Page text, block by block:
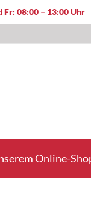
Fr: 08:00 – 13:00 Uhr
Online-